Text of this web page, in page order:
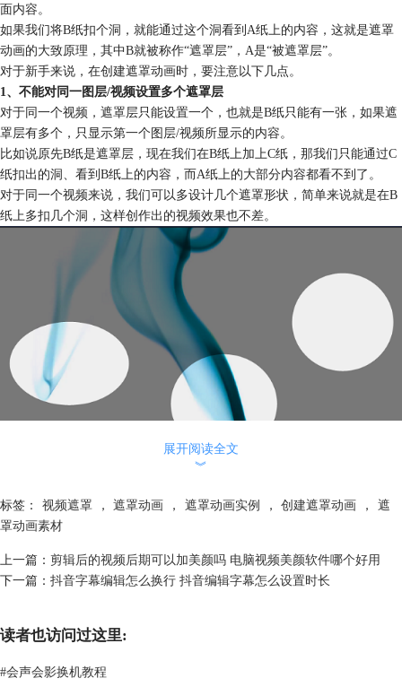
面内容。
如果我们将B纸扣个洞，就能通过这个洞看到A纸上的内容，这就是遮罩
动画的大致原理，其中B就被称作“遮罩层”，A是“被遮罩层”。
对于新手来说，在创建遮罩动画时，要注意以下几点。
1、不能对同一图层/视频设置多个遮罩层
对于同一个视频，遮罩层只能设置一个，也就是B纸只能有一张，如果遮
罩层有多个，只显示第一个图层/视频所显示的内容。
比如说原先B纸是遮罩层，现在我们在B纸上加上C纸，那我们只能通过C
纸扣出的洞、看到B纸上的内容，而A纸上的大部分内容都看不到了。
对于同一个视频来说，我们可以多设计几个遮罩形状，简单来说就是在B
纸上多扣几个洞，这样创作出的视频效果也不差。
2、遮罩不支持或者不显示动画中的部分字体
这种情况很少见，但是偶尔也会出现，对于部分字体，在制作过程中遮罩
效果不显示。
具体有两种解决办法：一是更换字体效果，二是在视频中添加字体效果
创建过遮罩层，我们只能修改遮罩层的形状、大小、位置等参数，不能修
4、创建遮罩动画的小技巧
展开阅读全文
︾
标签： 视频遮罩 ， 遮罩动画 ， 遮罩动画实例 ， 创建遮罩动画 ，
遮
罩动画素材
上一篇： 剪辑后的视频后期可以加美颜吗 电脑视频美颜软件哪个好用
下一篇： 抖音字幕编辑怎么换行 抖音编辑字幕怎么设置时长
读者也访问过这里:
#会声会影换机教程